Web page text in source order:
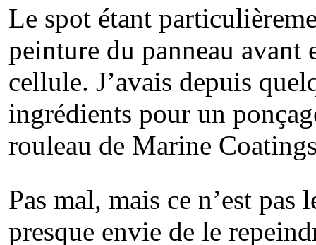
Le spot étant
peinture du panneau avant
cellule. J’avais depuis
ingrédients pour un
rouleau de Marine
Pas mal, mais ce n’est pas
presque envie de le